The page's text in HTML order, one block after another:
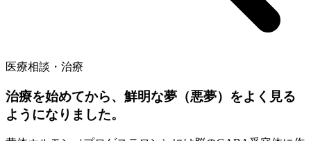
医療相談・治療
治療を始めてから、鮮明な夢（悪夢）をよく見る
ようになりました。